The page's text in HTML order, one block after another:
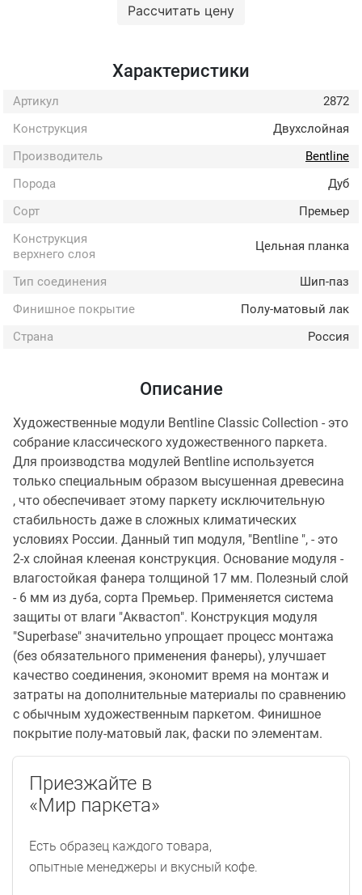
Рассчитать цену
Характеристики
Артикул
2872
Конструкция
Двухслойная
Производитель
Bentline
Порода
Дуб
Сорт
Премьер
Конструкция
верхнего слоя
Цельная планка
Тип соединения
Шип-паз
Финишное покрытие
Полу-матовый лак
Страна
Россия
Описание
Художественные модули Bentline Classic Collection - это
собрание классического художественного паркета.
Для производства модулей Bentline используется
только специальным образом высушенная древесина
, что обеспечивает этому паркету исключительную
стабильность даже в сложных климатических
условиях России. Данный тип модуля, "Bentline ", - это
2-х слойная клееная конструкция. Основание модуля -
влагостойкая фанера толщиной 17 мм. Полезный слой
- 6 мм из дуба, сорта Премьер. Применяется система
защиты от влаги "Аквастоп". Конструкция модуля
"Superbase" значительно упрощает процесс монтажа
(без обязательного применения фанеры), улучшает
качество соединения, экономит время на монтаж и
затраты на дополнительные материалы по сравнению
с обычным художественным паркетом. Финишное
покрытие полу-матовый лак, фаски по элементам.
Приезжайте в
«Мир паркета»
Есть образец каждого товара,
опытные менеджеры и вкусный кофе.